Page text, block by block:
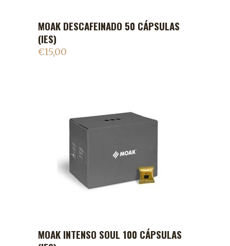
ADICIONAR AO CARRINHO
MOAK DESCAFEINADO 50 CÁPSULAS
(IES)
€15,00
ADICIONAR AO CARRINHO
MOAK INTENSO SOUL 100 CÁPSULAS